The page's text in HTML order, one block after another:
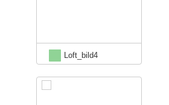
Loft_bild4